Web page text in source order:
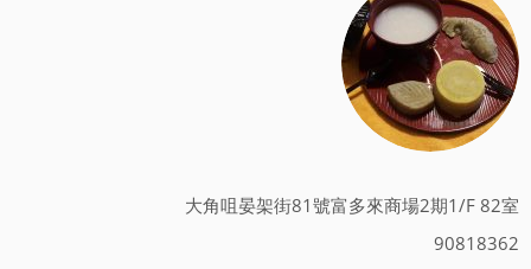
大角咀晏架街81號富多來商場2期1/F 82室
90818362